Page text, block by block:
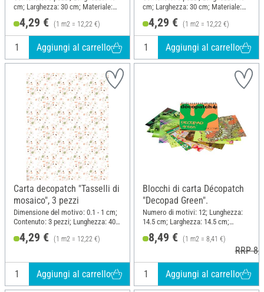
cm; Larghezza: 30 cm; Materiale:
Carta
4,29 € (1 m2 = 12,22 €)
Aggiungi al carrello
cm; Larghezza: 30 cm; Materiale:
Carta
4,29 € (1 m2 = 12,22 €)
Aggiungi al carrello
Carta decopatch "Tasselli di
mosaico", 3 pezzi
Dimensione del motivo: 0.1 - 1 cm;
Contenuto: 3 pezzi; Lunghezza: 40
cm; Larghezza: 30 cm; Materiale:
Carta
4,29 € (1 m2 = 12,22 €)
Aggiungi al carrello
Blocchi di carta Décopatch
"Decopad Green".
Numero di motivi: 12; Lunghezza:
14.5 cm; Larghezza: 14.5 cm;
Materiale: Carta
8,49 € (1 m2 = 8,41 €)
RRP
Aggiungi al carrello